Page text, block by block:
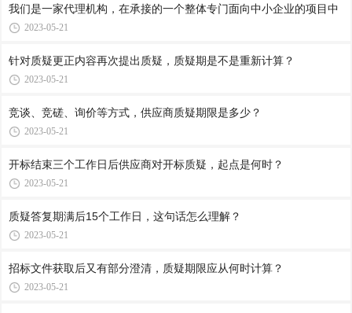
我们是一家代理机构，在承接的一个整体专门面向中小企业的项目中
2023-05-21
针对质疑更正内容再次提出质疑，质疑期是不是重新计算？
2023-05-21
竞谈、竞磋、询价等方式，供应商质疑期限是多少？
2023-05-21
开标结束三个工作日后供应商对开标质疑，起点是何时？
2023-05-21
质疑答复期满后15个工作日，这句话怎么理解？
2023-05-21
招标文件获取后又有部分澄清，质疑期限应从何时计算？
2023-05-21